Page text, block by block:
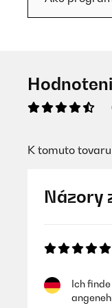
K tomuto
Názory
Ich